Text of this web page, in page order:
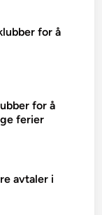
for å
for å
ferier
avtaler i